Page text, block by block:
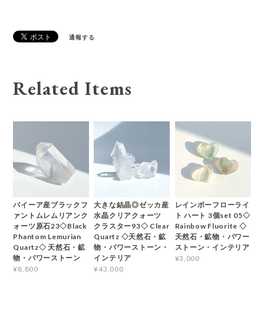
通報する
Related Items
バイーア産ブラックフ
ァントムレムリアンク
ォーツ原石23◇Black
Phantom Lemurian
Quartz◇ 天然石・鉱
物・パワーストーン
¥8,800
大きな結晶◎ゼッカ産
水晶クリアクォーツ
クラスター93◇ Clear
Quartz ◇天然石・鉱
物・パワーストーン・
インテリア
¥43,000
レインボーフローライ
ト ハート 3個set 05◇
Rainbow Fluorite ◇
天然石・鉱物・パワー
ストーン・インテリア
¥3,000